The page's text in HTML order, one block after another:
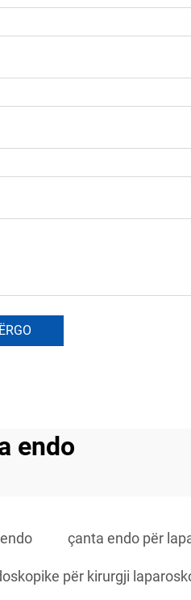
endo
çanta endo për
për kirurgji